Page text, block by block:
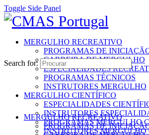
Toggle Side Panel
MERGULHO RECREATIVO
PROGRAMAS DE
CARREIRA DE MERGULHO
ESPECIALIDADES
PROGRAMAS TÉCNICOS
INSTRUTORES MERGULHO
MERGULHO CIENTÍFICO
ESPECIALIDADES
INSTRUTORES
PROGRAMAS MERGULHO
INSTRUTORES MERGULHO
Search for:
MERGULHO RECREATIVO
PROGRAMAS DE